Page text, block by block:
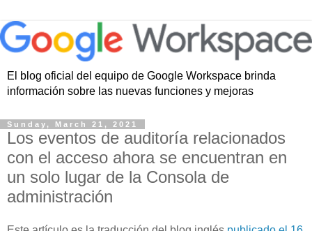
El blog oficial del equipo de Google Workspace brinda
información sobre las nuevas funciones y mejoras
Sunday, March 21, 2021
Los eventos de auditoría relacionados
con el acceso ahora se encuentran en
un solo lugar de la Consola de
administración